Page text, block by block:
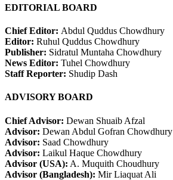
EDITORIAL BOARD
Chief Editor: Abdul Quddus Chowdhury
Editor: Ruhul Quddus Chowdhury
Publisher: Sidratul Muntaha Chowdhury
News Editor: Tuhel Chowdhury
Staff Reporter: Shudip Dash
ADVISORY BOARD
Chief Advisor: Dewan Shuaib Afzal
Advisor: Dewan Abdul Gofran Chowdhury
Advisor: Saad Chowdhury
Advisor: Laikul Haque Chowdhury
Advisor (USA): A. Muquith Choudhury
Advisor (Bangladesh): Mir Liaquat Ali